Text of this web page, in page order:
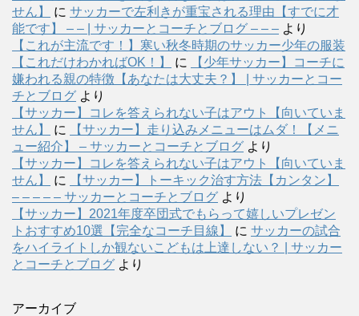
せん】
に サッカーで左利きが重宝される理由【すでに才
能です】 – – | サッカーとコーチとブログ – – – より
【これが主流です！】寒い秋冬時期のサッカー少年の服装
【これだけわかればOK！】
に
【少年サッカー】コーチに
嫌われる親の特徴【あなたは大丈夫？】 | サッカーとコー
チとブログ より
【サッカー】コレを答えられない子はアウト【向いていま
せん】
に
【サッカー】走り込みメニューはムダ！【メニ
ュー紹介】 – サッカーとコーチとブログ より
【サッカー】コレを答えられない子はアウト【向いていま
せん】
に
【サッカー】トーキック治す方法【カンタン】
– – – – – サッカーとコーチとブログ より
【サッカー】2021年度卒団式でもらって嬉しいプレゼン
トおすすめ10選【完全なコーチ目線】
に サッカーの試合
をハイライトしか観ないこどもは上達しない？ | サッカー
とコーチとブログ より
アーカイブ